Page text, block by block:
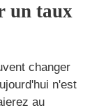
un taux
changer
n'est
au